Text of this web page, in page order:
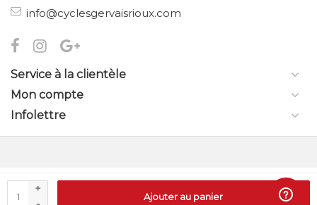
+
Ajouter au panier
info@cyclesgervaisrioux.com
Service à la clientèle
Mon compte
Infolettre
© Copyright 2026 Cycles Gervais Rioux Frontlabel-
Powered byLightspeed